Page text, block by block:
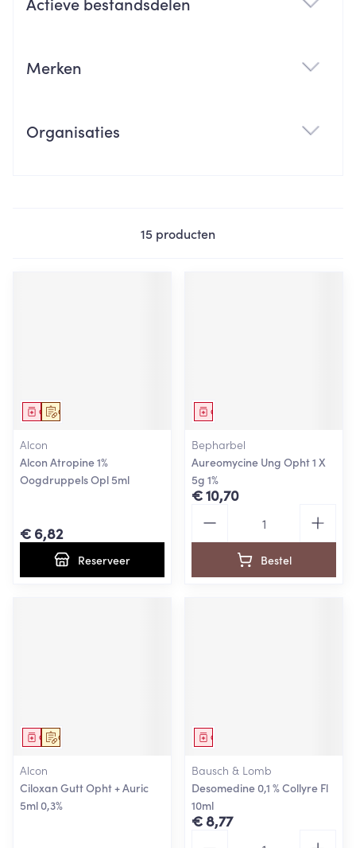
Merken
Organisaties
15 producten
Op voorschrift
Geneesmiddel
Alcon
Alcon Atropine 1%
Oogdruppels Opl 5ml
€ 6,82
Reserveer
Geneesmiddel
Bepharbel
Aureomycine Ung Opht 1 X
5g 1%
€ 10,70
Bestel
Op voorschrift
Geneesmiddel
Alcon
Ciloxan Gutt Opht + Auric
5ml 0,3%
Geneesmiddel
Bausch & Lomb
Desomedine 0,1 % Collyre Fl
10ml
€ 8,77